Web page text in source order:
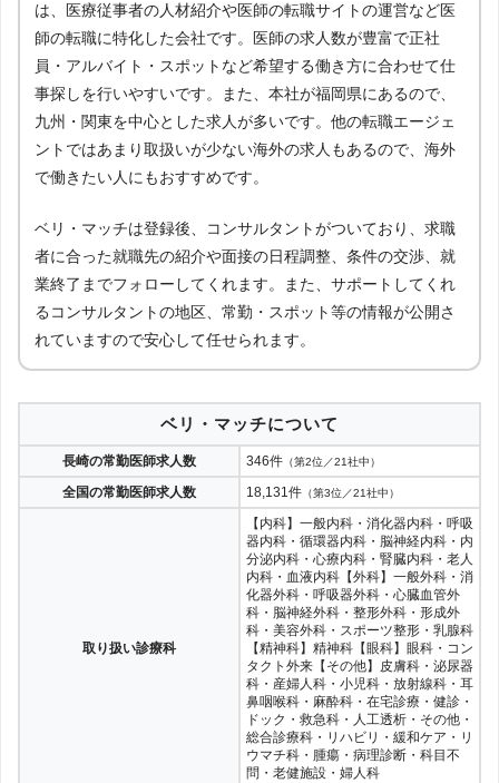
は、医療従事者の人材紹介や医師の転職サイトの運営など医
師の転職に特化した会社です。医師の求人数が豊富で正社
員・アルバイト・スポットなど希望する働き方に合わせて仕
事探しを行いやすいです。また、本社が福岡県にあるので、
九州・関東を中心とした求人が多いです。他の転職エージェ
ントではあまり取扱いが少ない海外の求人もあるので、海外
で働きたい人にもおすすめです。
ベリ・マッチは登録後、コンサルタントがついており、求職
者に合った就職先の紹介や面接の日程調整、条件の交渉、就
業終了までフォローしてくれます。また、サポートしてくれ
るコンサルタントの地区、常勤・スポット等の情報が公開さ
れていますので安心して任せられます。
ベリ・マッチについて
長崎の常勤医師求人数 346件 （第2位／21社中）
全国の常勤医師求人数 18,131件 （第3位／21社中）
取り扱い診療科
【内科】一般内科・消化器内科・呼吸
器内科・循環器内科・脳神経内科・内
分泌内科・心療内科・腎臓内科・老人
内科・血液内科【外科】一般外科・消
化器外科・呼吸器外科・心臓血管外
科・脳神経外科・整形外科・形成外
科・美容外科・スポーツ整形・乳腺科
【精神科】精神科【眼科】眼科・コン
タクト外来【その他】皮膚科・泌尿器
科・産婦人科・小児科・放射線科・耳
鼻咽喉科・麻酔科・在宅診療・健診・
ドック・救急科・人工透析・その他・
総合診療科・リハビリ・緩和ケア・リ
ウマチ科・腫瘍・病理診断・科目不
問・老健施設・婦人科